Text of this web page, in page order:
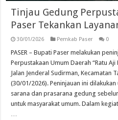
Tinjau Gedung
Paser Tekankan
30/01/2026 Pemkab Paser 0
PASER – Bupati Paser melakukan
Perpustakaan Umum Daerah “Ratu
Jalan Jenderal Sudirman, Kecamatan
(30/01/2026). Peninjauan ini
sarana dan prasarana gedung
untuk masyarakat umum. Dalam